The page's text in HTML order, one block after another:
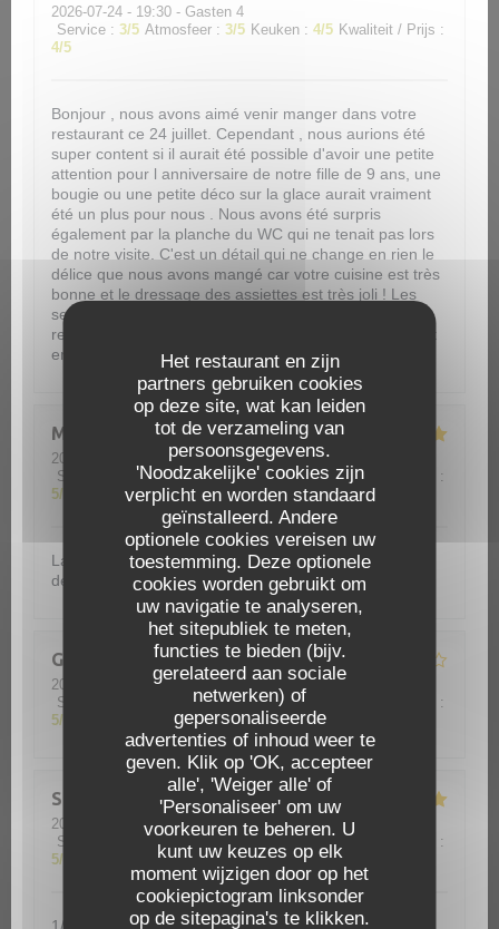
Het restaurant en zijn
partners gebruiken cookies
op deze site, wat kan leiden
tot de verzameling van
persoonsgegevens.
'Noodzakelijke' cookies zijn
verplicht en worden standaard
geïnstalleerd. Andere
optionele cookies vereisen uw
toestemming. Deze optionele
cookies worden gebruikt om
uw navigatie te analyseren,
het sitepubliek te meten,
functies te bieden (bijv.
gerelateerd aan sociale
netwerken) of
gepersonaliseerde
advertenties of inhoud weer te
geven. Klik op 'OK, accepteer
alle', 'Weiger alle' of
'Personaliseer' om uw
voorkeuren te beheren. U
kunt uw keuzes op elk
moment wijzigen door op het
cookiepictogram linksonder
op de sitepagina's te klikken.
2026-07-24 - 19:30 - Gasten 4
Service : 3/5 Atmosfeer : 3/5 Keuken : 4/5 Kwaliteit / Prijs :
4/5
Bonjour , nous avons aimé venir manger dans votre
restaurant ce 24 juillet. Cependant , nous aurions été
super content si il aurait été possible d'avoir une petite
attention pour l anniversaire de notre fille de 9 ans, une
bougie ou une petite déco sur la glace aurait vraiment
été un plus pour nous . Nous avons été surpris
également par la planche du WC qui ne tenait pas lors
de notre visite. C'est un détail qui ne change en rien le
délice que nous avons mangé car votre cuisine est très
bonne et le dressage des assiettes est très joli ! Les
serveurs étaient très aimables et souriant. La seul
remarque à ajouter serait que notre table était souvent
encombrée.
Martine
2026-07-19
- 12:30 - Gasten 3
Service
Atmosfeer: 5 /5 Keuken: 5/5 Kwaliteit / Prijs
:
5/5
La possibilité de choisir du riz ou des pâtes a la place
des frites La salade très bien préparée
Guyot
2026-07-10
- 12:30 - Gasten 3
Service
Atmosfeer: 5/5 Keuken:
:
5/5
Sébastien
2026-07-10
- 20:00 - Gasten 4
Service
Atmosfeer 5 /5
:
5/5
Le Gardian